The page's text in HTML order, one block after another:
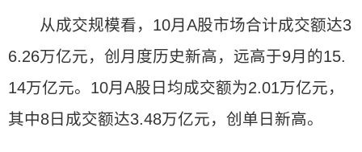
从成交规模看，10月A股市场合计成交额达3
6.26万亿元，创月度历史新高，远高于9月的15.
14万亿元。10月A股日均成交额为2.01万亿元，
其中8日成交额达3.48万亿元，创单日新高。